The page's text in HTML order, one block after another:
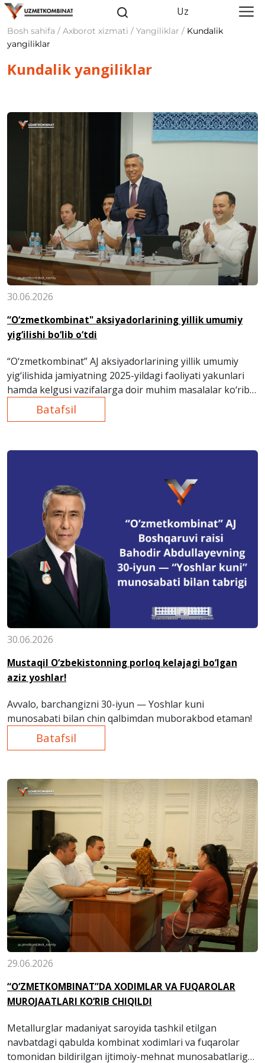
Uz
Bosh sahifa / Axborot xizmati / Yangiliklar / Kundalik
yangiliklar
Kundalik yangiliklar
30.06.2026
“O‘zmetkombinat" aksiyadorlarining yillik umumiy
yig‘ilishi bo‘lib o‘tdi
“O‘zmetkombinat” AJ aksiyadorlarining yillik umumiy
yig‘ilishida jamiyatning 2025-yildagi faoliyati yakunlari
hamda kelgusi vazifalarga doir muhim masalalar ko‘rib
chiqildi.Batafsil
30.06.2026
Mustaqil O‘zbekistonning porloq kelajagi bo‘lgan
aziz yoshlar!
Avvalo, barchangizni 30-iyun — Yoshlar kuni
munosabati bilan chin qalbimdan muborakbod etaman!
Batafsil
29.06.2026
“O‘ZMETKOMBINAT”DA XODIMLAR VA FUQAROLAR
MUROJAATLARI KO‘RIB CHIQILDI
Metallurglar madaniyat saroyida tashkil etilgan
navbatdagi qabulda kombinat xodimlari va fuqarolar
tomonidan bildirilgan ijtimoiy-mehnat munosabatlariga